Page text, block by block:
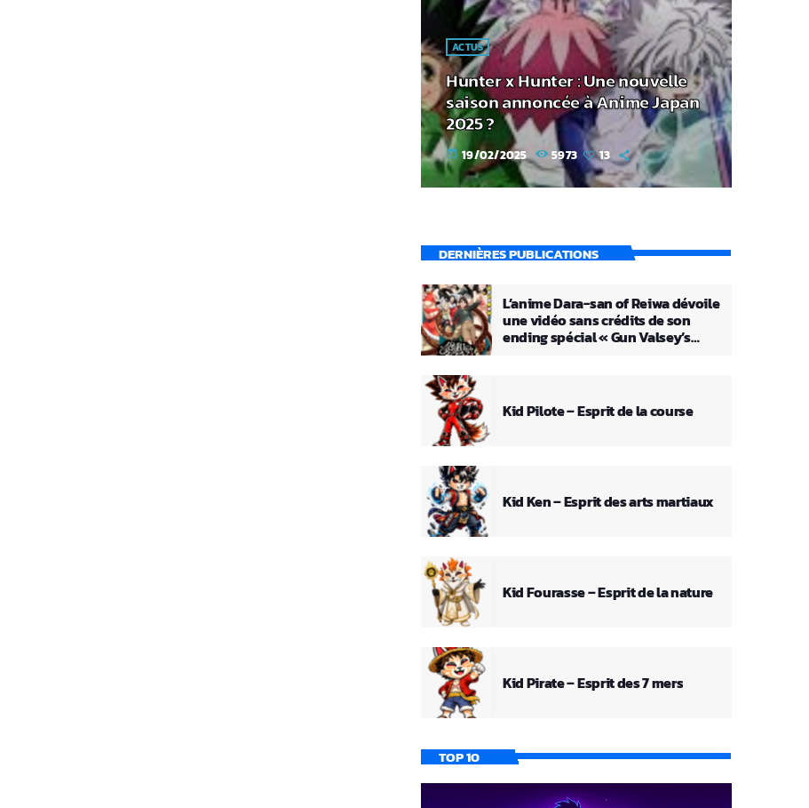
ACTUS
Hunter x Hunter : Une nouvelle
saison annoncée à Anime Japan
2025 ?
today 19/02/2025 5973 13
DERNIÈRES PUBLICATIONS
L’anime Dara-san of Reiwa dévoile
une vidéo sans crédits de son
ending spécial « Gun Valsey’s
Kid Pilote – Esprit de la course
Kid Ken – Esprit des arts martiaux
Kid Fourasse – Esprit de la nature
Kid Pirate – Esprit des 7 mers
TOP 10